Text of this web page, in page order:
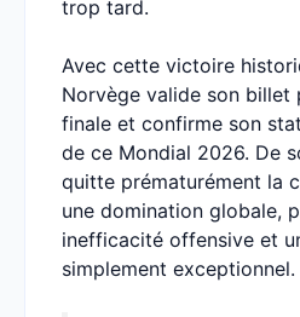
trop tard.
Avec cette victoire
Norvège valide son billet
finale et confirme son
de ce Mondial 2026. De
quitte prématurément la
une domination globale,
inefficacité offensive et
simplement exceptionnel.